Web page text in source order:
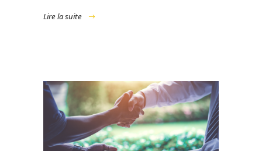
Lire la suite